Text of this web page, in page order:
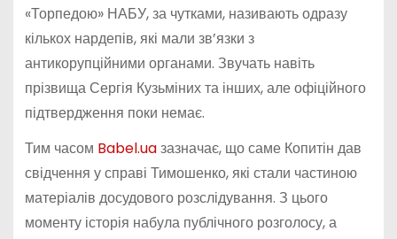
«Торпедою» НАБУ, за чутками, називають одразу
кількох нардепів, які мали зв’язки з
антикорупційними органами. Звучать навіть
прізвища Сергія Кузьміних та інших, але офіційного
підтвердження поки немає.
Тим часом Babel.uaзазначає, що саме Копитін дав
свідчення у справі Тимошенко, які стали частиною
матеріалів досудового розслідування. З цього
моменту історія набула публічного розголосу, а